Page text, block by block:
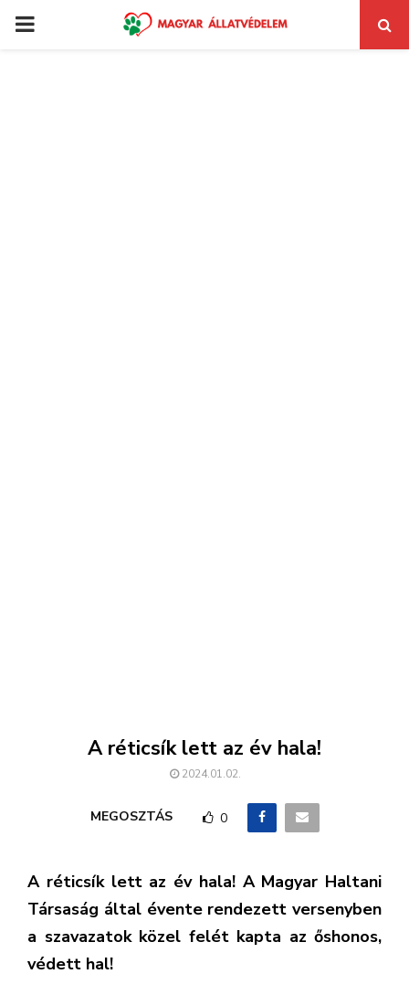
PRIMARY
A réticsík lett az év hala!
2024.01.02.
MEGOSZTÁS 0
A réticsík lett az év hala! A Magyar Haltani
Társaság által évente rendezett versenyben
a szavazatok közel felét kapta az őshonos,
védett hal!